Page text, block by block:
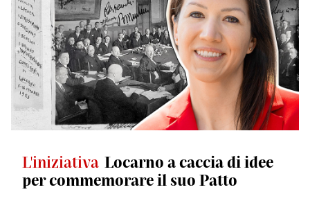
L'iniziativa Locarno a caccia di idee
per commemorare il suo Patto